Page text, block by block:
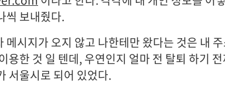
씩 보내줬다.
메시지가 오지 않고 나한테만 왔다는 것은 내
용한 것 일 텐데, 우연인지 얼마 전 탈퇴 하기
서울시로 되어 있었다.